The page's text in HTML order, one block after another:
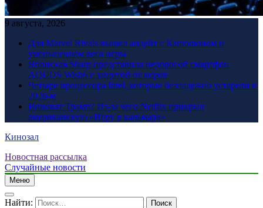
9 августа, 2026
Для Marvel Rivals вышел апдейт с Капюшоном и
уменьшением веса игры
Японская Sharp представила недорогой смартфон
AQUOS Wish6 с защитой от воров
Четыре процессора Intel, которые безнадежно устарели в
2026-м
Виноват Трамп? Из-за чего Netflix прикрыл
американскую «Игру в кальмара»
Кинозал
Новостная рассылка
Случайные новости
Меню
Найти: